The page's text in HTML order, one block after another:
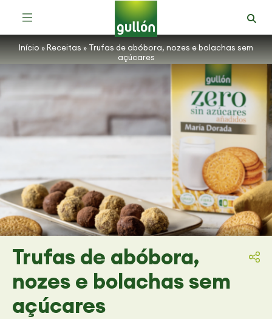
Início »Receitas » Trufas de abóbora, nozes e bolachas sem
açúcares
Trufas de abóbora,
nozes e bolachas sem
açúcares